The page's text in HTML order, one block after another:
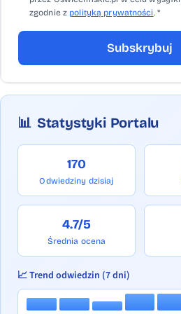
zgodnie z polityką prywatności. *
Subskrybuj
📊 Statystyki Portalu
170
Odwiedziny dzisiaj
4.7/5
Średnia ocena
📈 Trend odwiedzin (7 dni)